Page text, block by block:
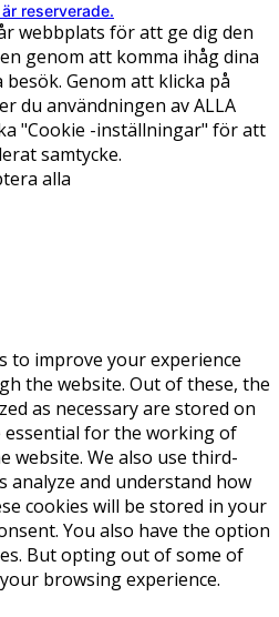
reserverade.
webbplats för att ge dig den
genom att komma ihåg dina
Genom att klicka på
du användningen av ALLA
"Cookie -inställningar" för att
samtycke.
alla
to improve your experience
the website. Out of these, the
as necessary are stored on
for the working of
website. We also use third-
analyze and understand how
cookies will be stored in your
You also have the option
But opting out of some of
browsing experience.